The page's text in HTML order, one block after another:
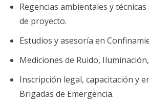
Regencias ambientales y
de proyecto.
Estudios y asesoría en
Mediciones de Ruido,
Inscripción legal, capacitación y
Brigadas de Emergencia.